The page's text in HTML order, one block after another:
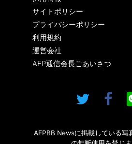
サイトポリシー
プライバシーポリシー
利用規約
運営会社
AFP通信会長ごあいさつ
AFPBB Newsに掲載している写